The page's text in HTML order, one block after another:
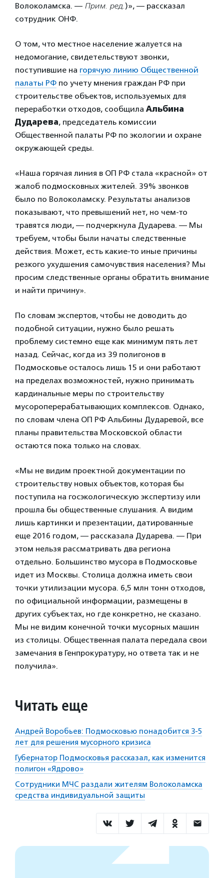
Волоколамска. — Прим. ред.)», — рассказал
сотрудник ОНФ.
О том, что местное население жалуется на
недомогание, свидетельствуют звонки,
поступившие на горячую линию Общественной
палаты РФ по учету мнения граждан РФ при
строительстве объектов, используемых для
переработки отходов, сообщила Альбина
Дударева, председатель комиссии
Общественной палаты РФ по экологии и охране
окружающей среды.
«Наша горячая линия в ОП РФ стала «красной» от
жалоб подмосковных жителей. 39% звонков
было по Волоколамску. Результаты анализов
показывают, что превышений нет, но чем-то
травятся люди, — подчеркнула Дударева. — Мы
требуем, чтобы были начаты следственные
действия. Может, есть какие-то иные причины
резкого ухудшения самочувствия населения? Мы
просим следственные органы обратить внимание
и найти причину».
По словам экспертов, чтобы не доводить до
подобной ситуации, нужно было решать
проблему системно еще как минимум пять лет
назад. Сейчас, когда из 39 полигонов в
Подмосковье осталось лишь 15 и они работают
на пределах возможностей, нужно принимать
кардинальные меры по строительству
мусороперерабатывающих комплексов. Однако,
по словам члена ОП РФ Альбины Дударевой, все
планы правительства Московской области
остаются пока только на словах.
«Мы не видим проектной документации по
строительству новых объектов, которая бы
поступила на госэкологическую экспертизу или
прошла бы общественные слушания. А видим
лишь картинки и презентации, датированные
еще 2016 годом, — рассказала Дударева. — При
этом нельзя рассматривать два региона
отдельно. Большинство мусора в Подмосковье
идет из Москвы. Столица должна иметь свои
точки утилизации мусора. 6,5 млн тонн отходов,
по официальной информации, размещены в
других субъектах, но где конкретно, не сказано.
Мы не видим конечной точки мусорных машин
из столицы. Общественная палата передала свои
замечания в Генпрокуратуру, но ответа так и не
получила».
Читать еще
Андрей Воробьев: Подмосковью понадобится 3-5
лет для решения мусорного кризиса
Губернатор Подмосковья рассказал, как изменится
полигон «Ядрово»
Сотрудники МЧС раздали жителям Волоколамска
средства индивидуальной защиты